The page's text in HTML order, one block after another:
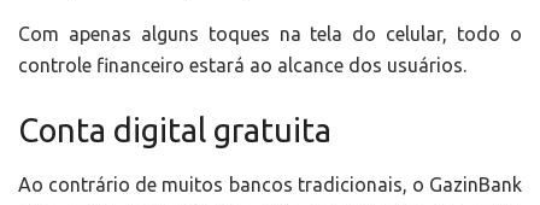
Com apenas alguns toques na tela do celular, todo o
controle financeiro estará ao alcance dos usuários.
Conta digital gratuita
Ao contrário de muitos bancos tradicionais, o GazinBank